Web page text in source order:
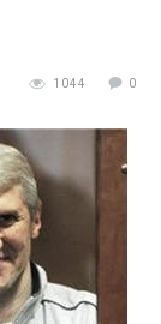
1044 0